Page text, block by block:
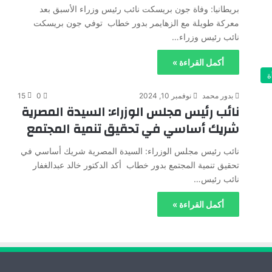
بريطانيا: وفاة جون بريسكت نائب رئيس وزراء الأسبق بعد
معركة طويلة مع الزهايمر بدور خطاب توفي جون بريسكت
نائب رئيس وزراء…
أكمل القراءة »
بدور محمد نوفمبر 10, 2024 0
15
نائب رئيس مجلس الوزراء: السيدة المصرية
شريك أساسي في تحقيق تنمية المجتمع
نائب رئيس مجلس الوزراء: السيدة المصرية شريك أساسي في
تحقيق تنمية المجتمع بدور خطاب أكد الدكتور خالد عبدالغفار
نائب رئيس…
أكمل القراءة »